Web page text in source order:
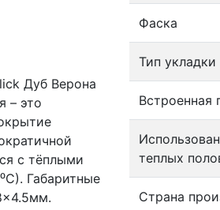
Дуб Верона
– это
с тёплыми
Габаритные
Фаска
Тип укладки
Встроенная
теплых
Страна